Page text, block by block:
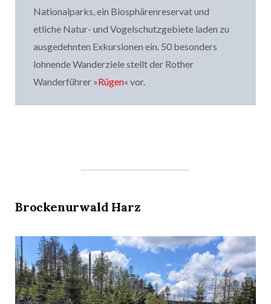
Nationalparks, ein Biosphärenreservat und
etliche Natur- und Vogelschutzgebiete laden zu
ausgedehnten Exkursionen ein. 50 besonders
lohnende Wanderziele stellt der Rother
Wanderführer »Rügen« vor.
Brockenurwald Harz